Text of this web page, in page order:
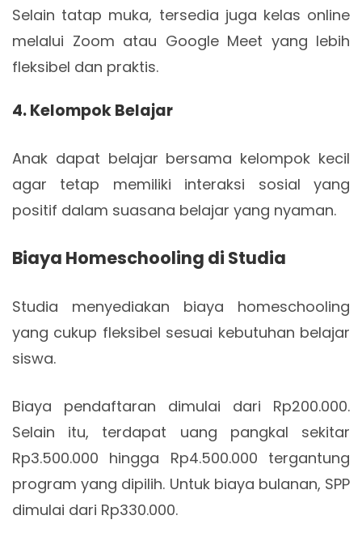
Selain tatap muka, tersedia juga kelas online
melalui Zoom atau Google Meet yang lebih
fleksibel dan praktis.
4. Kelompok Belajar
Anak dapat belajar bersama kelompok kecil
agar tetap memiliki interaksi sosial yang
positif dalam suasana belajar yang nyaman.
Biaya Homeschooling di Studia
Studia menyediakan biaya homeschooling
yang cukup fleksibel sesuai kebutuhan belajar
siswa.
Biaya pendaftaran dimulai dari Rp200.000.
Selain itu, terdapat uang pangkal sekitar
Rp3.500.000 hingga Rp4.500.000 tergantung
program yang dipilih. Untuk biaya bulanan, SPP
dimulai dari Rp330.000.